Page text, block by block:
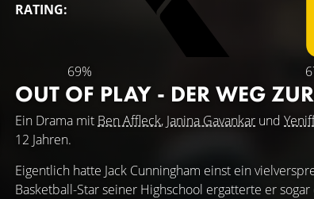
RATING:
69%
OUT OF PLAY - DER WEG
Ein Drama mit Ben Affleck, Janina Gavankar und
12 Jahren.
Eigentlich hatte Jack Cunningham einst ein
Basketball-Star seiner Highschool ergatterte er